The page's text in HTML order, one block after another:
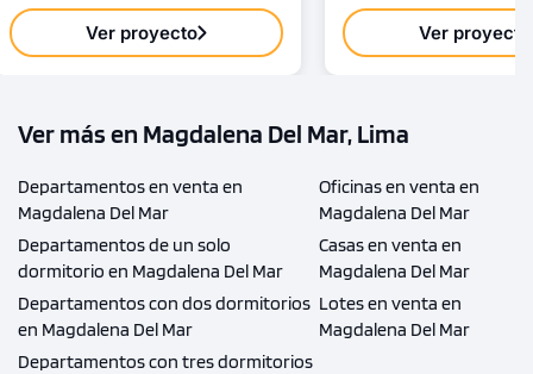
Ver proyecto Ver proyecto
Ver más en Magdalena Del Mar, Lima
Departamentos en venta en
Magdalena Del Mar
Departamentos de un solo
dormitorio en Magdalena Del Mar
Departamentos con dos dormitorios
en Magdalena Del Mar
Departamentos con tres dormitorios
Oficinas en venta en
Magdalena Del Mar
Casas en venta en
Magdalena Del Mar
Lotes en venta en
Magdalena Del Mar